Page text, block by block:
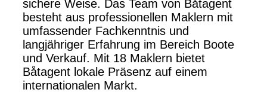
sichere Weise. Das Team von Båtagent
besteht aus professionellen Maklern mit
umfassender Fachkenntnis und
langjähriger Erfahrung im Bereich Boote
und Verkauf. Mit 18 Maklern bietet
Båtagent lokale Präsenz auf einem
internationalen Markt.